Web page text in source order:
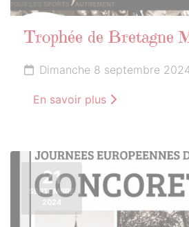
Trophée de Bretagne
Dimanche 8 septembre
En savoir plus
21
SEPTEMBRE
2024